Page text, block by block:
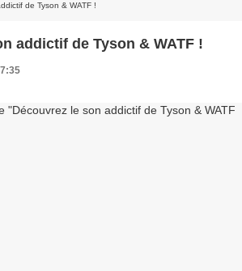
de Tyson & WATF !
addictif de Tyson & WATF !